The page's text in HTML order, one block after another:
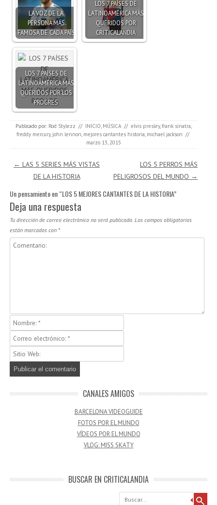
LA VOZ DE LA
PERSONA MÁS
FAMOSA DE CADA PAÍS
LOS 7 PAÍSES DE
LATINOAMÉRICA MÁS
QUERIDOS POR
CRITICALANDIA
LOS 7 PAÍSES DE
LATINOAMÉRICA MÁS
QUERIDOS POR LOS
PROGRES
Publicado por: Rod Stylezz // INICIO MÚSICA // elvis presley, frank sinatra
freddy mercury, john lennon mejores cantantes historia michael jackson //
marzo 13, 2015
Navegación de entradas
← LAS 5 SERIES MÁS VISTAS
DE LA HISTORIA
LOS 5 PERROS MÁS
PELIGROSOS DEL MUNDO →
Un pensamiento en “LOS 5 MEJORES CANTANTES DE LA HISTORIA”
Deja una respuesta
Tu dirección de correo electrónico no será publicada. Los campos obligatorios
están marcados con *
CANALES AMIGOS
BARCELONA VIDEOGUIDE
FOTOS POR EL MUNDO
VÍDEOS POR EL MUNDO
VLOG: MISS SKATY
BUSCAR EN CRITICALANDIA
Buscar